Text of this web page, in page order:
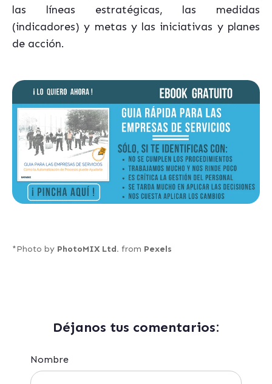
las líneas estratégicas, las medidas
(indicadores) y metas y las iniciativas y planes
de acción.
*Photo by PhotoMIX Ltd. from Pexels
Déjanos tus comentarios:
Nombre